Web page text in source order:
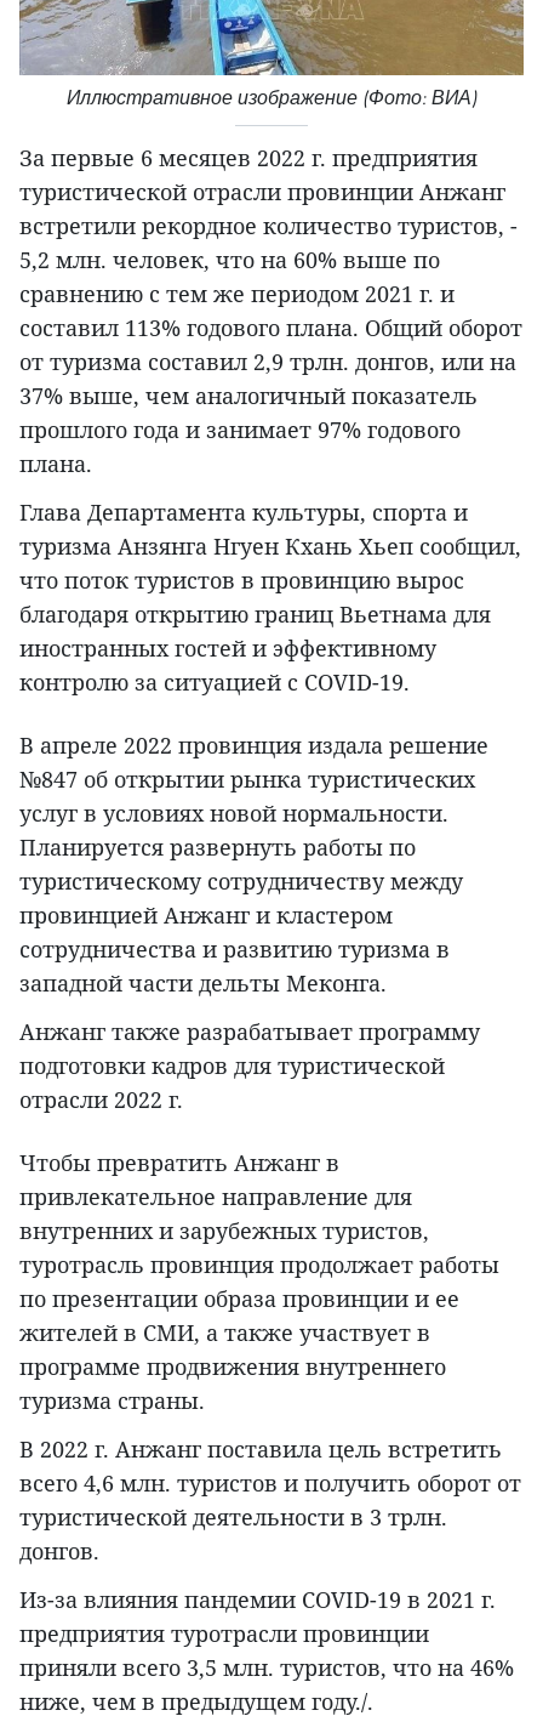
Иллюстративное изображение (Фото: ВИА)
За первые 6 месяцев 2022 г. предприятия
туристической отрасли провинции Анжанг
встретили рекордное количество туристов, -
5,2 млн. человек, что на 60% выше по
сравнению с тем же периодом 2021 г. и
составил 113% годового плана. Общий оборот
от туризма составил 2,9 трлн. донгов, или на
37% выше, чем аналогичный показатель
прошлого года и занимает 97% годового
плана.
Глава Департамента культуры, спорта и
туризма Анзянга Нгуен Кхань Хьеп сообщил,
что поток туристов в провинцию вырос
благодаря открытию границ Вьетнама для
иностранных гостей и эффективному
контролю за ситуацией с COVID-19.
В апреле 2022 провинция издала решение
№847 об открытии рынка туристических
услуг в условиях новой нормальности.
Планируется развернуть работы по
туристическому сотрудничеству между
провинцией Анжанг и кластером
сотрудничества и развитию туризма в
западной части дельты Меконга.
Анжанг также разрабатывает программу
подготовки кадров для туристической
отрасли 2022 г.
Чтобы превратить Анжанг в
привлекательное направление для
внутренних и зарубежных туристов,
туротрасль провинция продолжает работы
по презентации образа провинции и ее
жителей в СМИ, а также участвует в
программе продвижения внутреннего
туризма страны.
В 2022 г. Анжанг поставила цель встретить
всего 4,6 млн. туристов и получить оборот от
туристической деятельности в 3 трлн.
донгов.
Из-за влияния пандемии COVID-19 в 2021 г.
предприятия туротрасли провинции
приняли всего 3,5 млн. туристов, что на 46%
ниже, чем в предыдущем году./.